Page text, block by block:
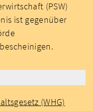
(PSW)
ist gegenüber
(WHG)